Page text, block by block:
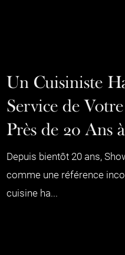
Un Cuisiniste
Service de
Près de 20 Ans
Depuis bientôt 20 ans,
comme une référence
cuisine ha...